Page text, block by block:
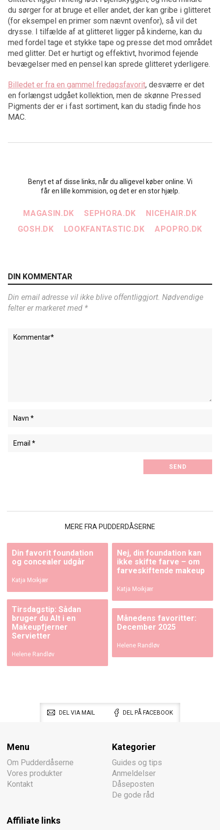
du sørger for at bruge et eller andet, der kan gribe i glitteret
(for eksempel en primer som nævnt ovenfor), så vil det
drysse. I tilfælde af at glitteret ligger på kinderne, kan du
med fordel tage et stykke tape og presse det mod området
med glitter. Det er hurtigt og effektivt, hvorimod fejende
bevægelser med en pensel kan sprede glitteret yderligere.
Billedet er fra en gammel fredagsfavorit, desværre er det
en forlængst udgået kollektion, men de skønne Pressed
Pigments der er i fast sortiment, kan du stadig finde hos
MAC.
Benyt et af disse links, når du alligevel køber online. Vi
får en lille kommision, og det er en stor hjælp.
MAGASIN.DK SEPHORA.DK
NICEHAIR.DK
GOSH.DK
LOOKFANTASTIC.DK APOPRO.DK
DIN KOMMENTAR
Din email adresse vil ikke blive offentliggjort. Nødvendige
felter er markeret med *
MERE FRA PUDDERDÅSERNE
Din favorit foundation
og concealer udgår
Katja Moikjær
Nej, din foundation kan
ikke skifte farve – om
farveskiftende makeup
Katja Moikjær
Tirsdagstip: Sådan
bruger du Alt i en
Makeupfjerner
Servietter
Helene Randløv
Månedens favoritter:
December 2025
Helene Randløv
DEL VIA MAIL DEL PÅ FACEBOOK
Menu
Om Pudderdåserne
Vores produkter
Kontakt
Kategorier
Guides og tips
Anmeldelser
Dåseposten
De gode råd
Affiliate links